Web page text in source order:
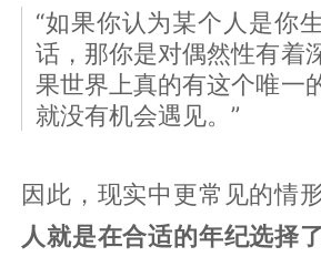
“如果你认为某个人是你
话，那你是对偶然性有着
果世界上真的有这个唯一
就没有机会遇见。”
因此，现实中更常见的情
人就是在合适的年纪选择